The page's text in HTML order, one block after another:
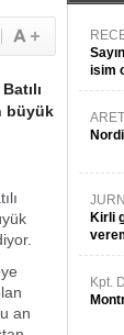
büyük
an
isim
Kirli
Kpt.